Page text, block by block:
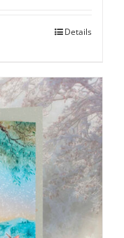
Details